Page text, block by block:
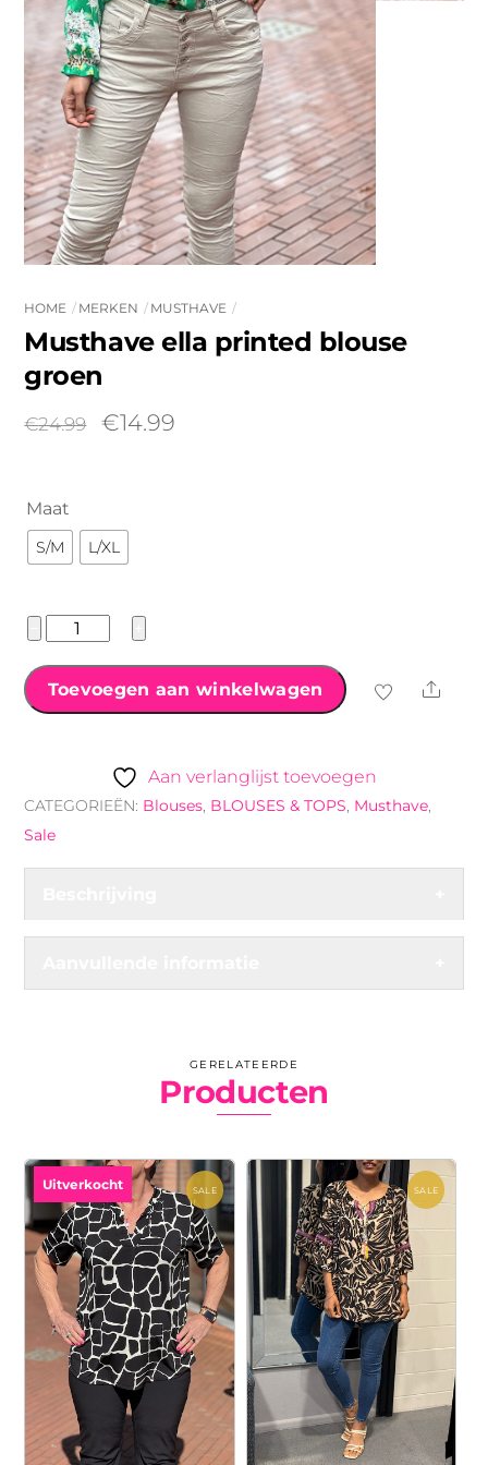
HOME MERKEN MUSTHAVE
Musthave ella printed blouse
groen
€24.99
Oorspronkelijke
€14.99Huidige
Maat
S/M L/XL
Musthave
printed
blouse
Toevoegen aan winkelwagen Share
Aan verlanglijst toevoegen
CATEGORIEËN: Blouses, BLOUSES & TOPS, Musthave,
Sale
GERELATEERDE
Producten
SALE
Uitverkocht SALE